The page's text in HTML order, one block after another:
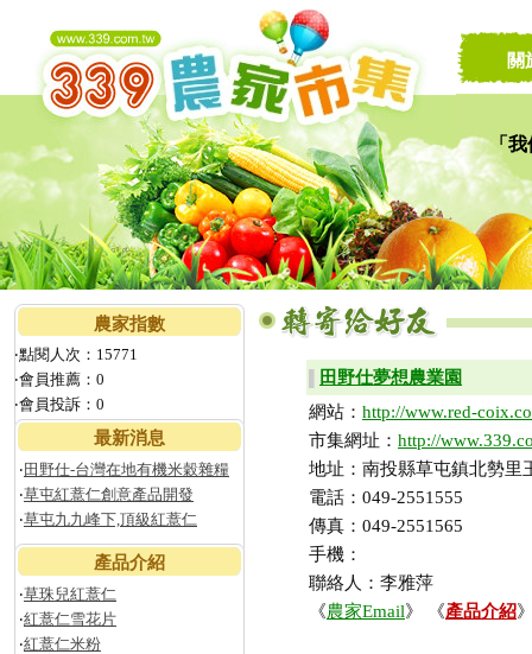
「我
讓
關
農家指數
‧點閱人次：15771
‧會員推薦：0
‧會員投訴：0
最新消息
‧ 田野仕-台灣在地有機米穀雜糧
‧草屯紅薏仁創意產品開發
‧草屯九九峰下,頂級紅薏仁
產品介紹
‧草珠兒紅薏仁
‧紅薏仁雪花片
‧紅薏仁米粉
田野仕夢想農業園
網站： http://www.red-
市集網址： http://
地址：南投縣草屯鎮北勢里
電話：049-2551555
傳真：049-2551565
手機：
聯絡人：李雅萍
《農家Email》 《產品介紹